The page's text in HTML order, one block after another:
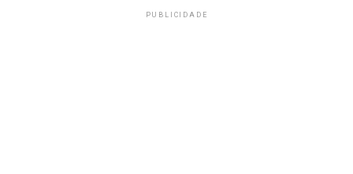
PUBLICIDADE